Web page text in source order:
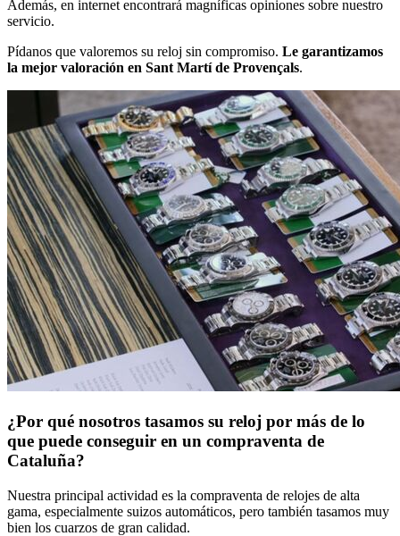
Además, en internet encontrará magníficas opiniones sobre nuestro
servicio.
Pídanos que valoremos su reloj sin compromiso. Le garantizamos
la mejor valoración en Sant Martí de Provençals.
¿Por qué nosotros tasamos su reloj por más de lo
que puede conseguir en un compraventa de
Cataluña?
Nuestra principal actividad es la compraventa de relojes de alta
gama, especialmente suizos automáticos, pero también tasamos muy
bien los cuarzos de gran calidad.